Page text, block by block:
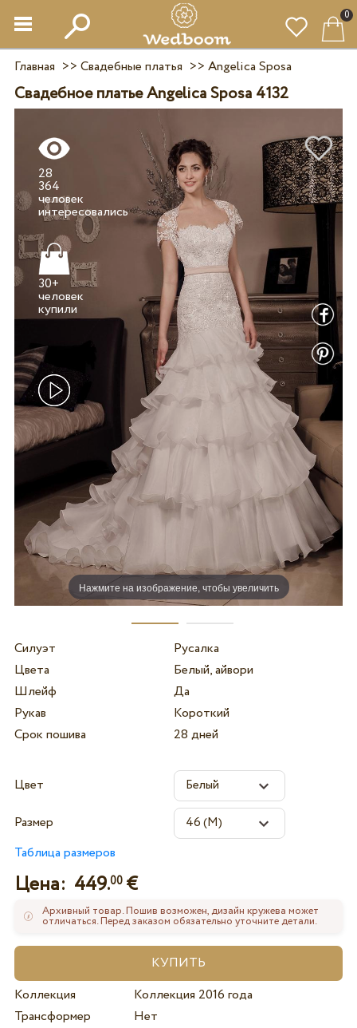
0
Главная >> Свадебные платья >> Angelica Sposa
Свадебное платье Angelica Sposa 4132
Нажмите на изображение, чтобы увеличить
28
364
человек
интересовались
30+
человек
Силуэт
Русалка
Цвета
Белый, айвори
Шлейф
Да
Рукав
Короткий
Срок пошива
28 дней
Цвет
Размер
Таблица размеров
Цена: 449.00€
Архивный товар. Пошив возможен, дизайн кружева может
отличаться. Перед заказом обязательно уточните детали.
Коллекция
Коллекция 2016 года
Трансформер
Нет